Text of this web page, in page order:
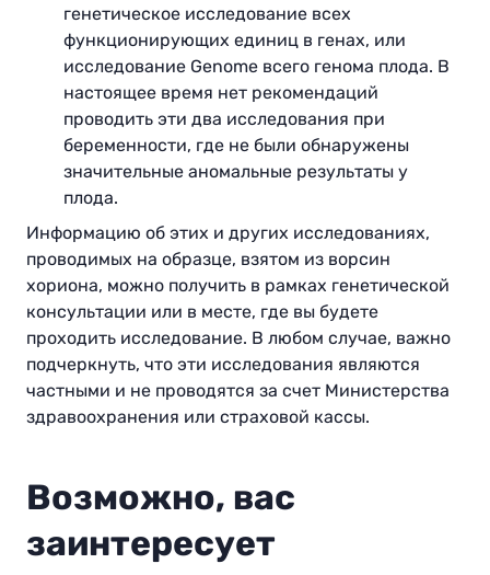
генетическое исследование всех
функционирующих единиц в генах, или
исследование Genome всего генома плода. В
настоящее время нет рекомендаций
проводить эти два исследования при
беременности, где не были обнаружены
значительные аномальные результаты у
плода.
Информацию об этих и других исследованиях,
проводимых на образце, взятом из ворсин
хориона, можно получить в рамках генетической
консультации или в месте, где вы будете
проходить исследование. В любом случае, важно
подчеркнуть, что эти исследования являются
частными и не проводятся за счет Министерства
здравоохранения или страховой кассы.
Возможно, вас
заинтересует